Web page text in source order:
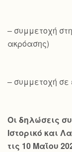
– συμμετοχή
ακρόασης)
– συμμετοχή σε
Οι δηλώσεις
Ιστορικό και
τις 10 Μαΐου